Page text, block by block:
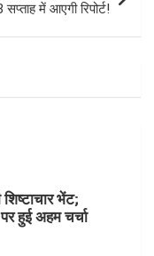
में आएगी रिपोर्ट!
भेंट;
हुई अहम चर्चा